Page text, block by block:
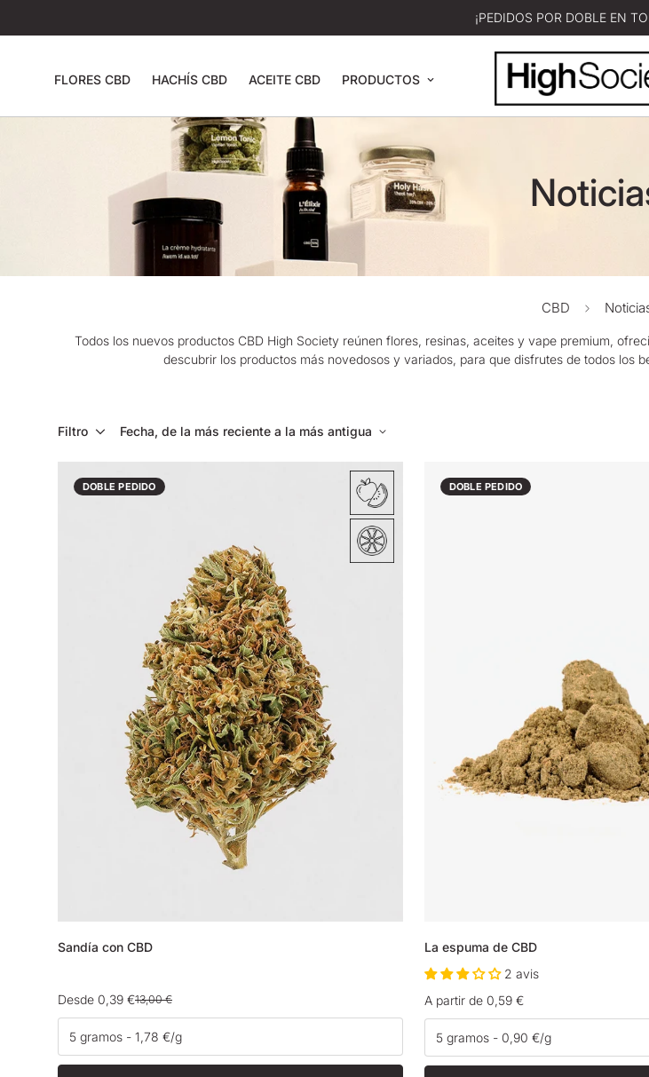
¡PEDIDOS POR DOBLE EN
FLORES CBD HACHÍS CBD ACEITE CBD PRODUCTOS
CBD
Todos los nuevos productos CBD High Society reúnen flores, resinas, aceites y vape premium,
descubrir los productos más novedosos y variados, para que disfrutes de todos los
Filtro Fecha, de la más reciente a la más antigua
DOBLE PEDIDO
Sandía con CBD
Precio
de
venta
Desde 0,39 €
Precio
habitual
13,00 €
DOBLE PEDIDO
La espuma de CBD
2 avis
Precio
habitual
A partir de 0,59 €